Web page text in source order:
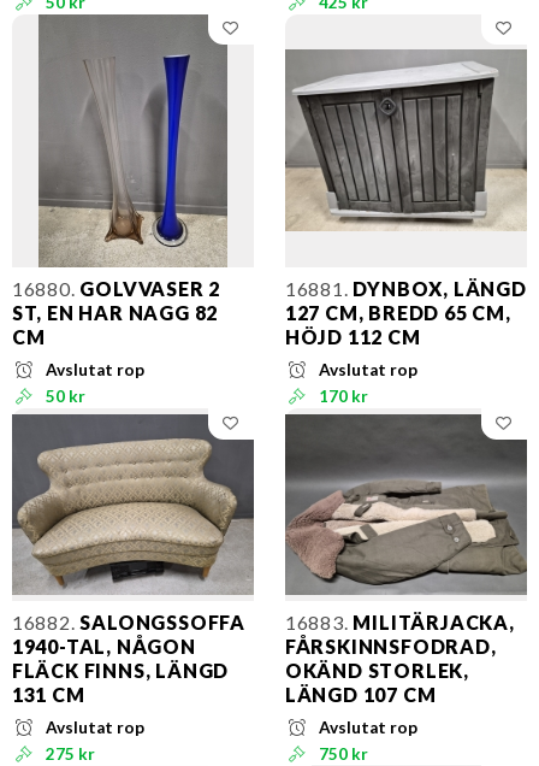
16880. GOLVVASER 2
ST, EN HAR NAGG 82
CM
Avslutat rop
50 kr
16881. DYNBOX, LÄNGD
127 CM, BREDD 65 CM,
HÖJD 112 CM
Avslutat rop
170 kr
16882. SALONGSSOFFA
1940-TAL, NÅGON
FLÄCK FINNS, LÄNGD
131 CM
Avslutat rop
275 kr
16883. MILITÄRJACKA,
FÅRSKINNSFODRAD,
OKÄND STORLEK,
LÄNGD 107 CM
Avslutat rop
750 kr